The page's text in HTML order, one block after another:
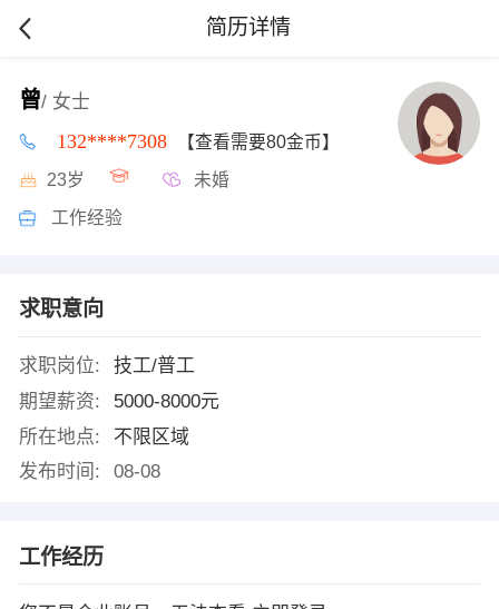
简历详情
曾/ 女士
132****7308 【查看需要80金币】
23岁 未婚
工作经验
求职意向
求职岗位:
技工/普工
期望薪资:
5000-8000元
所在地点:
不限区域
发布时间:
08-08
工作经历